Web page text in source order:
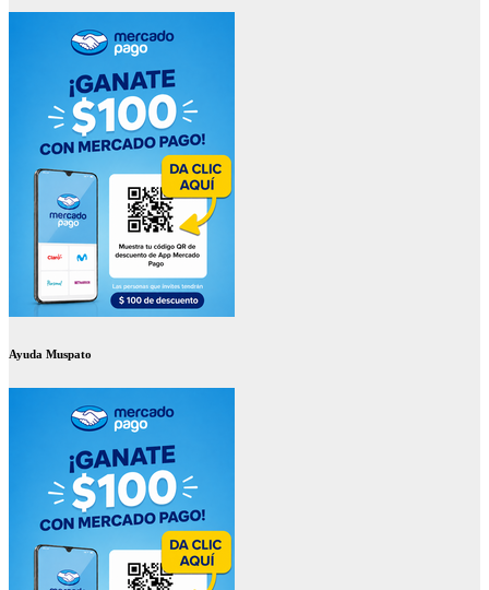
Ayuda Muspato